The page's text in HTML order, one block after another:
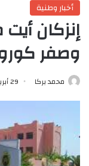
أخبار وطنية
إنزكان
وصفر
محمد بركا 29 أبريل 2020